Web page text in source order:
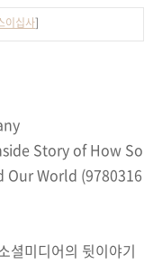
이십사]
Story of How So
Our World (9780316
셜미디어의 뒷이야기